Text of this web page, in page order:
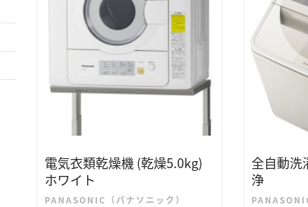
電気衣類乾燥機 (乾燥5.0kg)
ホワイト
PANASONIC（パナソニック）
全自動洗
浄